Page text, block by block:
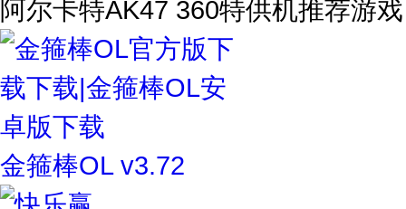
阿尔卡特AK47 360特供机推荐游戏
金箍棒OL v3.72